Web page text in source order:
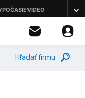
Hľadať firmu